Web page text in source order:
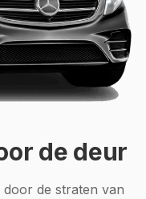
de deur
de straten van